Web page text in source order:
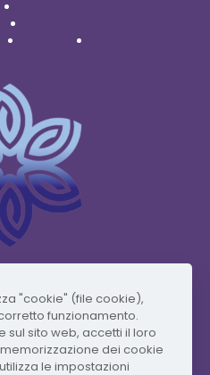
"cookie" (file cookie),
funzionamento.
sul sito web, accetti il ​​loro
dei cookie
le impostazioni